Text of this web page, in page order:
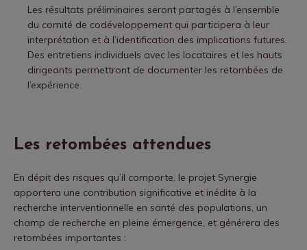
Les résultats préliminaires seront partagés à l’ensemble
du comité de codéveloppement qui participera à leur
interprétation et à l’identification des implications futures.
Des entretiens individuels avec les locataires et les hauts
dirigeants permettront de documenter les retombées de
l’expérience.
Les retombées attendues
En dépit des risques qu’il comporte, le projet Synergie
apportera une contribution significative et inédite à la
recherche interventionnelle en santé des populations, un
champ de recherche en pleine émergence, et générera des
retombées importantes :